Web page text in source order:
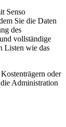
Senso
Sie die Daten
des
vollständige
Listen wie das
oder
Administration